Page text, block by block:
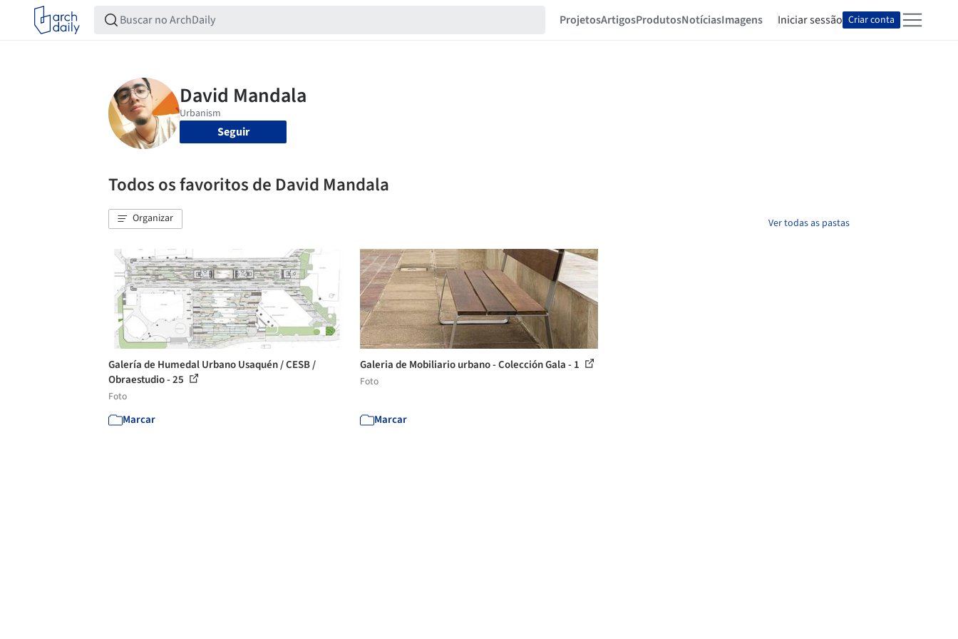
ProjetosArtigosProdutosNotíciasImagens Iniciar sessão Criar conta
Seguir
Todos os favoritos de David Mandala
Organizar Ver todas as pastas
Galería de Humedal Urbano Usaquén / CESB /
Obraestudio - 25
Foto
Marcar
Galeria de Mobiliario urbano - Colección Gala - 1
Foto
Marcar